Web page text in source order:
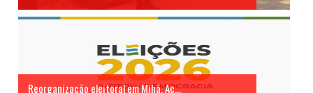
Reorganização eleitoral em Mihã, Aç...